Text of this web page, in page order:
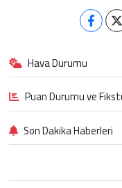
Hava Durumu
Puan Durumu ve
Son Dakika Haberleri